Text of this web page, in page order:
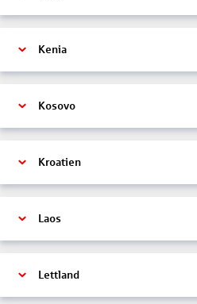
Kenia
Kosovo
Kroatien
Laos
Lettland